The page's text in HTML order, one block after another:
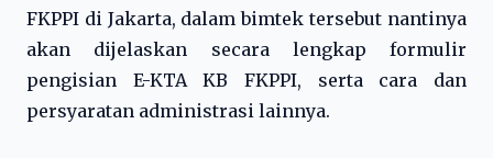
FKPPI di Jakarta, dalam bimtek tersebut nantinya
akan dijelaskan secara lengkap formulir
pengisian E-KTA KB FKPPI, serta cara dan
persyaratan administrasi lainnya.